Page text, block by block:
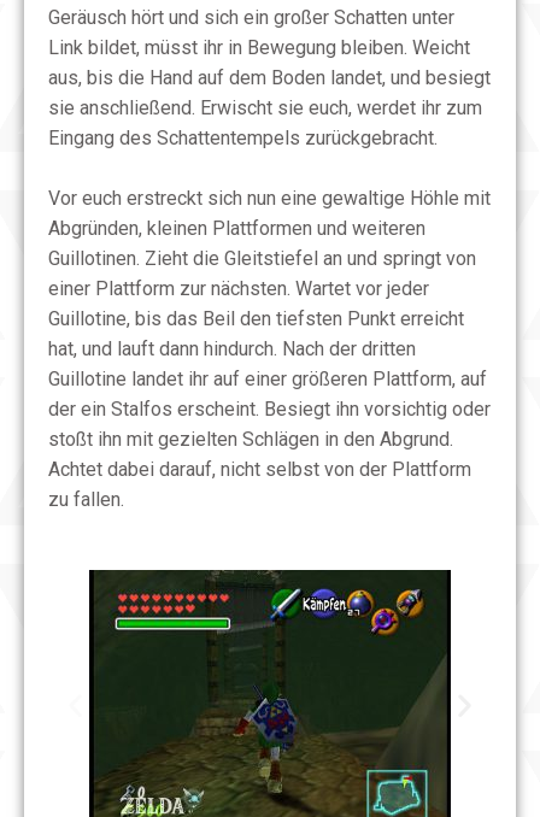
Geräusch hört und sich ein großer Schatten unter
Link bildet, müsst ihr in Bewegung bleiben. Weicht
aus, bis die Hand auf dem Boden landet, und besiegt
sie anschließend. Erwischt sie euch, werdet ihr zum
Eingang des Schattentempels zurückgebracht.
Vor euch erstreckt sich nun eine gewaltige Höhle mit
Abgründen, kleinen Plattformen und weiteren
Guillotinen. Zieht die Gleitstiefel an und springt von
einer Plattform zur nächsten. Wartet vor jeder
Guillotine, bis das Beil den tiefsten Punkt erreicht
hat, und lauft dann hindurch. Nach der dritten
Guillotine landet ihr auf einer größeren Plattform, auf
der ein Stalfos erscheint. Besiegt ihn vorsichtig oder
stoßt ihn mit gezielten Schlägen in den Abgrund.
Achtet dabei darauf, nicht selbst von der Plattform
zu fallen.